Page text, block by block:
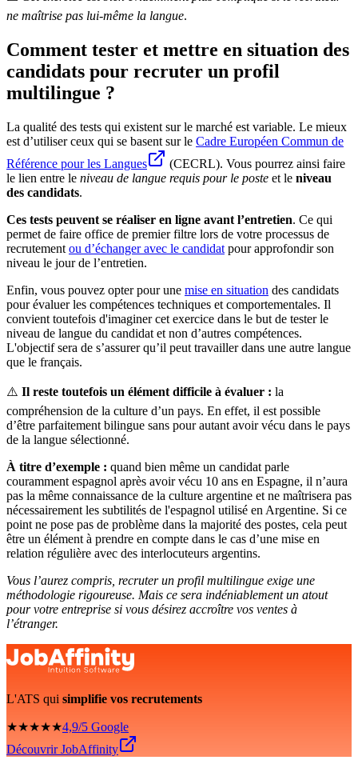
ne maîtrise pas lui-même la langue.
Comment tester et mettre en situation des
candidats pour recruter un profil
multilingue ?
La qualité des tests qui existent sur le marché est variable. Le mieux
est d’utiliser ceux qui se basent sur le Cadre Européen Commun de
Référence pour les Langues
(CECRL). Vous pourrez ainsi faire
le lien entre le niveau de langue requis pour le poste et le niveau
des candidats.
Ces tests peuvent se réaliser en ligne avant l’entretien. Ce qui
permet de faire office de premier filtre lors de votre processus de
recrutement ou d’échanger avec le candidat pour approfondir son
niveau le jour de l’entretien.
Enfin, vous pouvez opter pour une mise en situation des candidats
pour évaluer les compétences techniques et comportementales. Il
convient toutefois d'imaginer cet exercice dans le but de tester le
niveau de langue du candidat et non d’autres compétences.
L'objectif sera de s’assurer qu’il peut travailler dans une autre langue
que le français.
⚠️ Il reste toutefois un élément difficile à évaluer : la
compréhension de la culture d’un pays. En effet, il est possible
d’être parfaitement bilingue sans pour autant avoir vécu dans le pays
de la langue sélectionné.
À titre d’exemple : quand bien même un candidat parle
couramment espagnol après avoir vécu 10 ans en Espagne, il n’aura
pas la même connaissance de la culture argentine et ne maîtrisera pas
nécessairement les subtilités de l'espagnol utilisé en Argentine. Si ce
point ne pose pas de problème dans la majorité des postes, cela peut
être un élément à prendre en compte dans le cas d’une mise en
relation régulière avec des interlocuteurs argentins.
Vous l’aurez compris, recruter un profil multilingue exige une
méthodologie rigoureuse. Mais ce sera indéniablement un atout
pour votre entreprise si vous désirez accroître vos ventes à
l’étranger.
L'ATS qui simplifie vos recrutements
★★★★★4,9/5 Google
Découvrir JobAffinity